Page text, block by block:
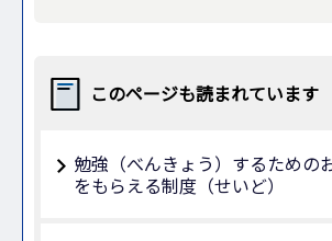
このページも読まれています
勉強（べんきょう）するための
をもらえる制度（せいど）